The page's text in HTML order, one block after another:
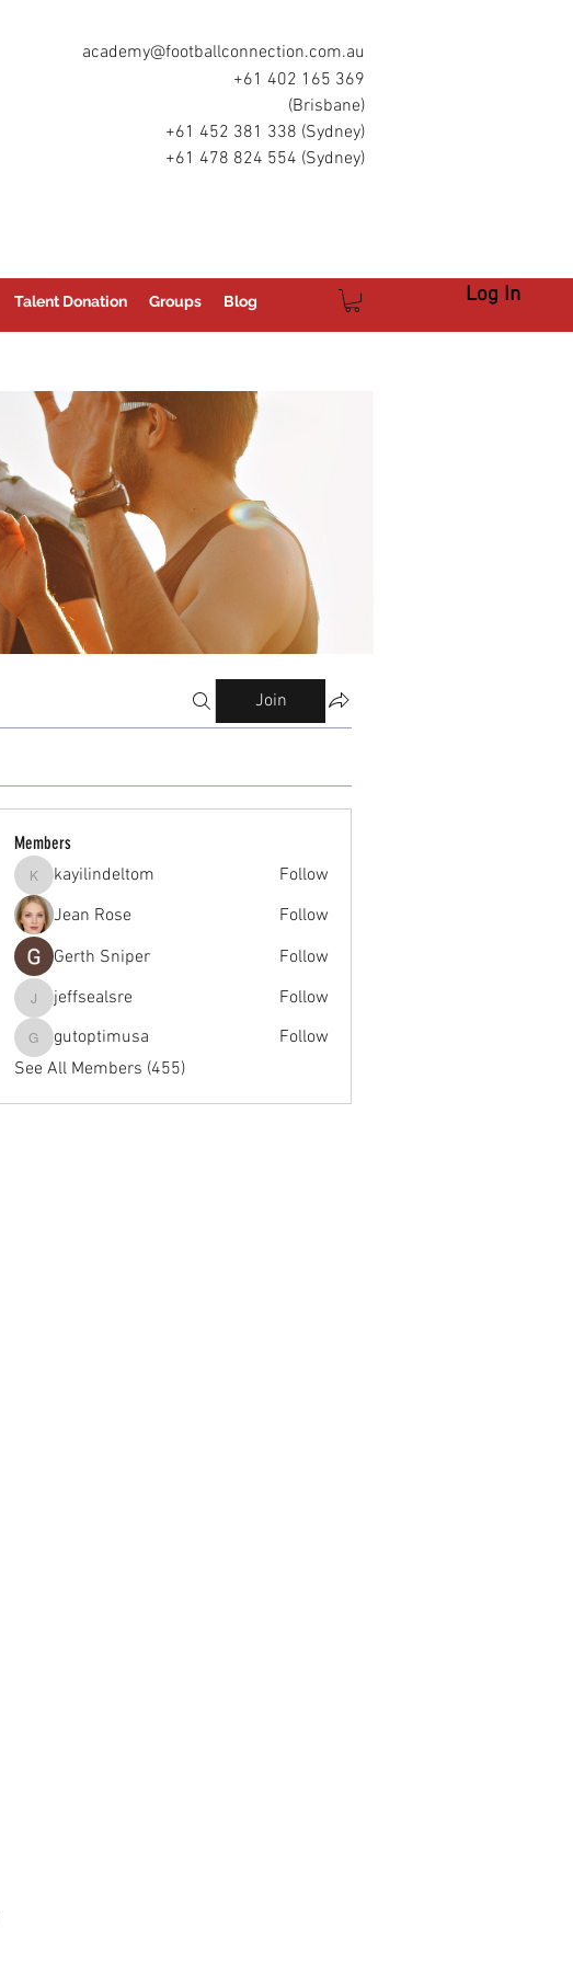
academy@footballconnection.com.au
+61 402 165 369
(Brisbane)
+61 452 381 338 (Sydney)
+61 478 824 554 (Sydney)
Talent Donation Groups Blog Log In
Join
Members
kayilindeltom
kayilindeltom
Follow
Jean Rose
Follow
Gerth Sniper
Follow
jeffsealsre
jeffsealsre Follow
gutoptimusa
gutoptimusa
Follow
See All Members (455)